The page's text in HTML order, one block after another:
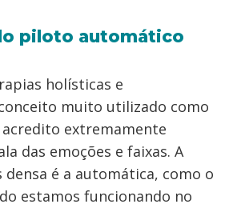
piloto automático
holísticas e
muito utilizado como
extremamente
das emoções e faixas. A
é a automática, como o
estamos funcionando no